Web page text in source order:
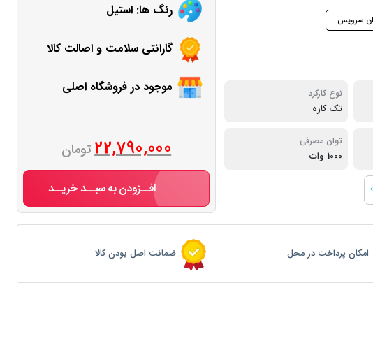
نوع کارکرد
تک کاره
توان مصرفی
1000 وات
رنگ ها: استیل
گارانتی سلامت و اصالت کالا
موجود در فروشگاه اصلی
22,790,000تومان
افــزودن به سبــد خریــد
امکان پرداخت در محل ضمانت اصل بودن کالا